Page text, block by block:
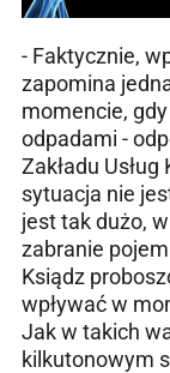
- Faktycznie,
zapomina
momencie, gdy
odpadami -
Zakładu
sytuacja nie
jest tak dużo,
zabranie
Ksiądz
wpływać w
Jak w takich
kilkutonowym